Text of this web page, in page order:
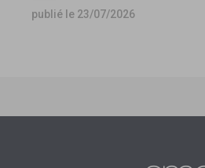
publié le 23/07/2026